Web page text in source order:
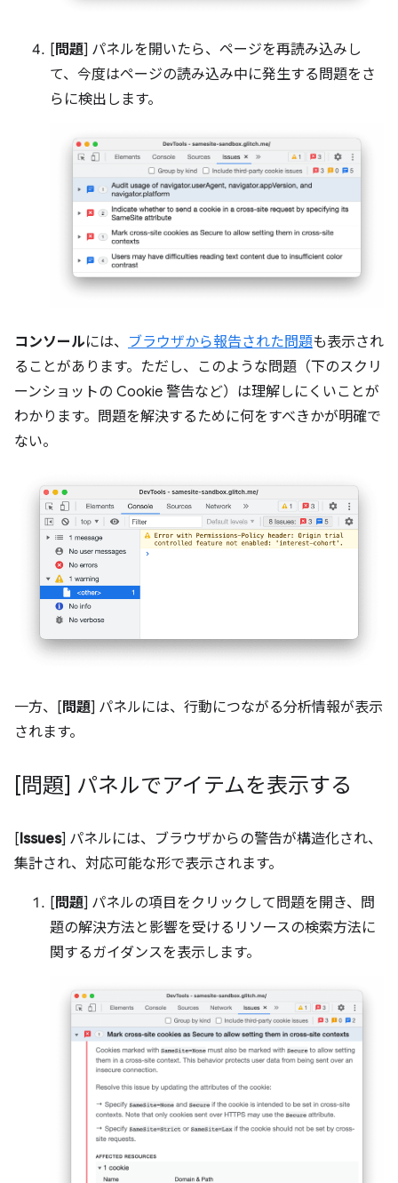
[ 問題] パネルを開いたら、ページを再読み込みし
て、今度はページの読み込み中に発生する問題をさ
らに検出します。
コンソールには、 ブラウザから報告された問題も表示され
ることがあります。ただし、このような問題（下のスクリ
ーンショットの Cookie 警告など）は理解しにくいことが
わかります。問題を解決するために何をすべきかが明確で
ない。
一方、[ 問題] パネルには、行動につながる分析情報が表示
されます。
[問題] パネルでアイテムを表示する
[Issues] パネルには、ブラウザからの警告が構造化され、
集計され、対応可能な形で表示されます。
[ 問題] パネルの項目をクリックして問題を開き、問
題の解決方法と影響を受けるリソースの検索方法に
関するガイダンスを表示します。